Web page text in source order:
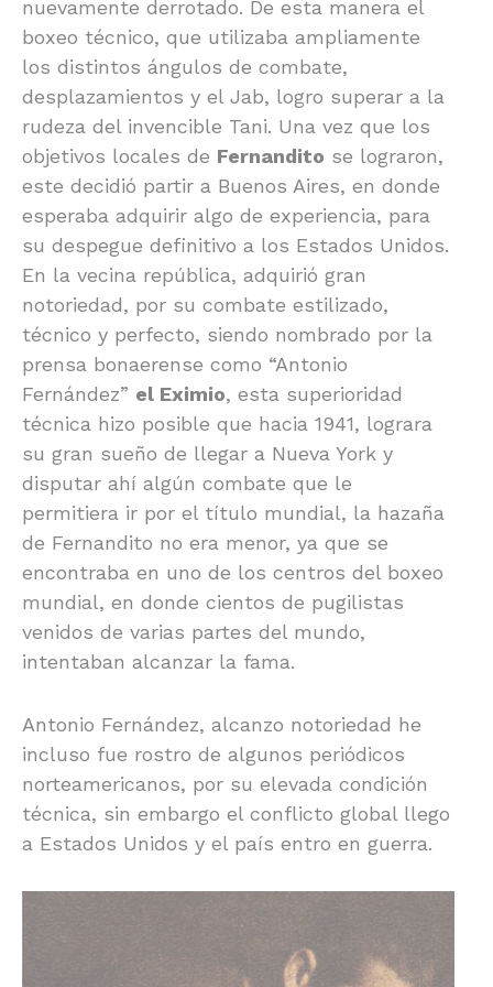
nuevamente derrotado. De esta manera el
boxeo técnico, que utilizaba ampliamente
los distintos ángulos de combate,
desplazamientos y el Jab, logro superar a la
rudeza del invencible Tani. Una vez que los
objetivos locales de Fernandito se lograron,
este decidió partir a Buenos Aires, en donde
esperaba adquirir algo de experiencia, para
su despegue definitivo a los Estados Unidos.
En la vecina república, adquirió gran
notoriedad, por su combate estilizado,
técnico y perfecto, siendo nombrado por la
prensa bonaerense como “Antonio
Fernández” el Eximio, esta superioridad
técnica hizo posible que hacia 1941, lograra
su gran sueño de llegar a Nueva York y
disputar ahí algún combate que le
permitiera ir por el título mundial, la hazaña
de Fernandito no era menor, ya que se
encontraba en uno de los centros del boxeo
mundial, en donde cientos de pugilistas
venidos de varias partes del mundo,
intentaban alcanzar la fama.
Antonio Fernández, alcanzo notoriedad he
incluso fue rostro de algunos periódicos
norteamericanos, por su elevada condición
técnica, sin embargo el conflicto global llego
a Estados Unidos y el país entro en guerra.